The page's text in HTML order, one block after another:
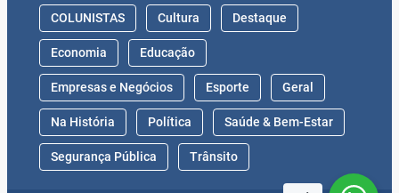
COLUNISTAS Cultura Destaque
Economia Educação
Empresas e Negócios Esporte Geral
Na História Política Saúde & Bem-Estar
Segurança Pública Trânsito